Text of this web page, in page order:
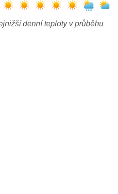
denní teploty v průběhu